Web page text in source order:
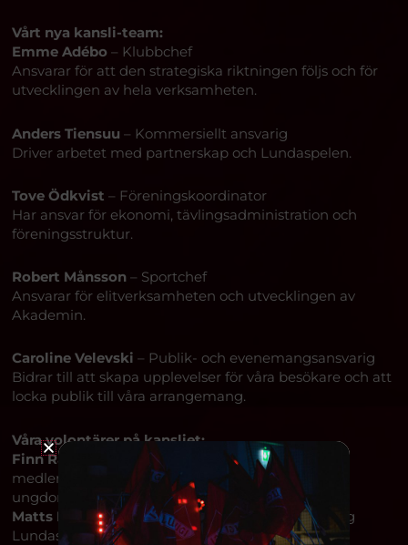
Vårt nya kansli-team:
Emme Adébo – Klubbchef
Ansvarar för att den strategiska riktningen följs och för
utvecklingen av hela verksamheten.
Anders Tiensuu – Kommersiellt ansvarig
Driver arbetet med partnerskap och Lundaspelen.
Tove Ödkvist – Föreningskoordinator
Har ansvar för ekonomi, tävlingsadministration och
föreningsstruktur.
Robert Månsson– Sportchef
Ansvarar för elitverksamheten och utvecklingen av
Akademin.
Caroline Velevski– Publik- och evenemangsansvarig
Bidrar till att skapa upplevelser för våra besökare och att
locka publik till våra arrangemang.
Våra volontärer på kansliet:
Finn Radner
– Ansvarar bland annat för
medlemsregistret och materialhantering för
ungdomslagen.
Matts Larsson– Arbetar med administration kring
Lundaspelen och större projekt inom föreningen.